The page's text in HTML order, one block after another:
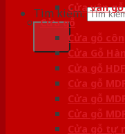
Tìm kiếm:Cửa vân gỗ
Cửa gỗ
Cửa gỗ
Cửa Gỗ
Cửa gỗ
Cửa gỗ
Cửa gỗ
Cửa gỗ
Cửa gỗ tự